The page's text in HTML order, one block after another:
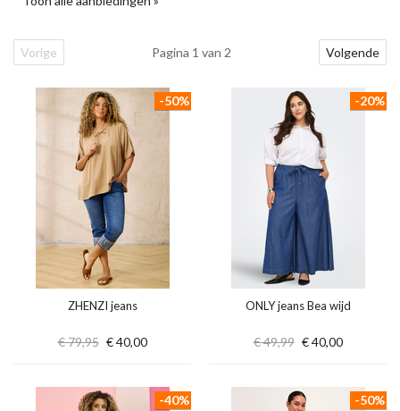
Vorige Pagina 1 van 2 Volgende
ZHENZI jeans
€ 79,95 € 40,00
-50%
ONLY jeans Bea wijd
€ 49,99 € 40,00
-20%
-40% -50%